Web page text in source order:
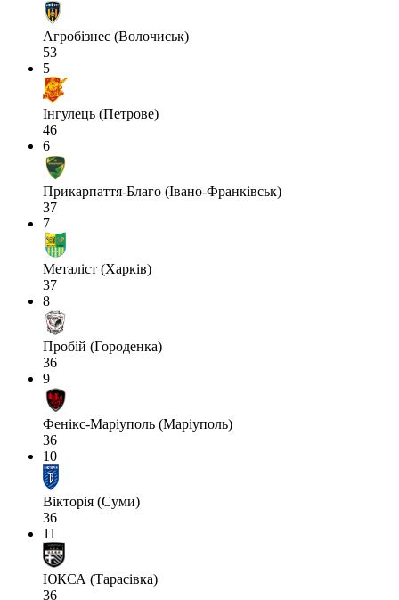
Агробізнес (Волочиськ)
53
5
Інгулець (Петрове)
46
6
Прикарпаття-Благо (Івано-Франківськ)
37
7
Металіст (Харків)
37
8
Пробій (Городенка)
36
9
Фенікс-Маріуполь (Маріуполь)
36
10
Вікторія (Суми)
36
11
ЮКСА (Тарасівка)
36